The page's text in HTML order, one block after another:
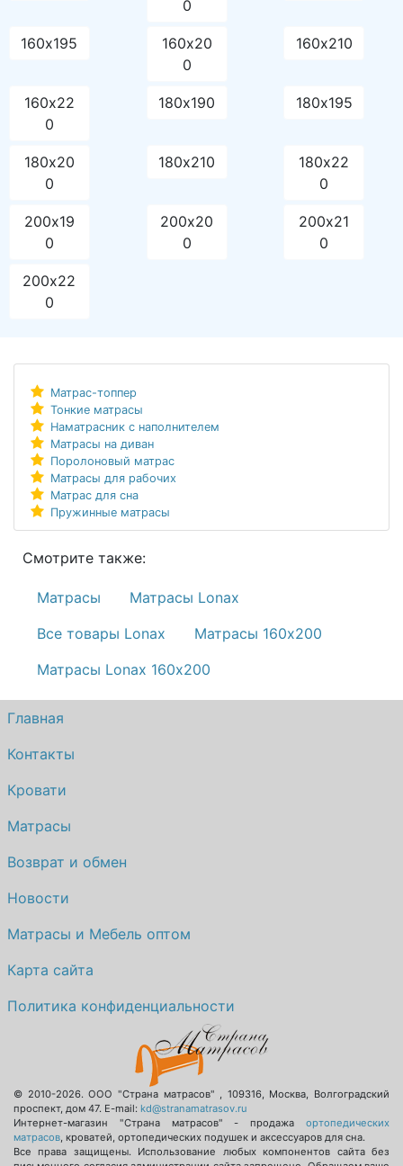
0
160х195
160х20
0
160х210
160х22
0
180х190 180х195
180х20
0
180х210
180х22
0
200х19
0
200х20
0
200х21
0
200х22
0
Матрас-топпер
Тонкие матрасы
Наматрасник с наполнителем
Матрасы на диван
Поролоновый матрас
Матрасы для рабочих
Матрас для сна
Пружинные матрасы
Смотрите также:
Матрасы
Матрасы Lonax
Все товары Lonax
Матрасы 160х200
Матрасы Lonax 160х200
Главная
Контакты
Кровати
Матрасы
Возврат и обмен
Новости
Матрасы и Мебель оптом
Карта сайта
Политика конфиденциальности
© 2010-2026.ООО "Страна матрасов" 109316, Москва
Волгоградский
проспект, дом 47. E-mail: kd@stranamatrasov.ru
Интернет-магазин "Страна матрасов" - продажа ортопедических
матрасов , кроватей, ортопедических подушек и аксессуаров для сна.
Все права защищены. Использование любых компонентов сайта без